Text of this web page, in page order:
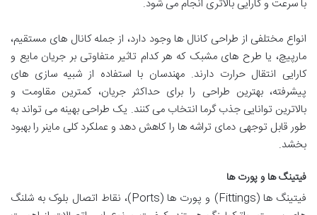
با سرعت و کارایی بالاتری انجام می شود.
انواع مختلفی از طراحی کانال ها وجود دارد، از جمله کانال های مستقیم،
مارپیچ، یا طرح های مشبک که هر کدام تاثیر متفاوتی بر جریان مایع و
کارایی انتقال حرارت دارند. مهندسان با استفاده از شبیه سازی های
پیشرفته، بهترین طراحی را برای حداکثر جریان، کمترین مقاومت و
بالاترین توانایی جذب گرما انتخاب می کنند. یک طراحی بهینه می تواند به
طور قابل توجهی دمای تراشه ها را کاهش دهد و عملکرد کلی ماینر را بهبود
بخشد.
فیتینگ ها و پورت ها
فیتینگ ها (Fittings) و پورت ها (Ports)، نقاط اتصال بلوک به شلنگ